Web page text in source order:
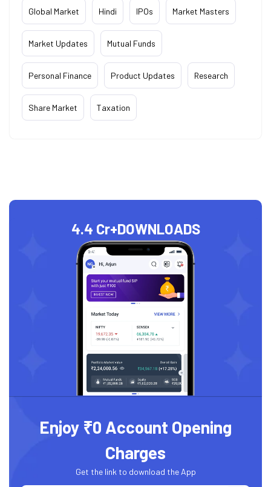
Global Market Hindi IPOs Market Masters
Market Updates Mutual Funds
Personal Finance Product Updates Research
Share Market Taxation
4.4 Cr+DOWNLOADS
Enjoy ₹0 Account Opening
Charges
Get the link to download the App